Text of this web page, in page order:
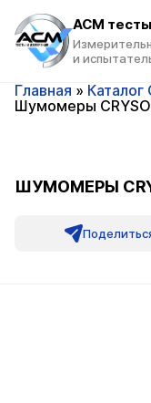
ACM
и
Главная »
Шумомеры
ШУМОМЕРЫ